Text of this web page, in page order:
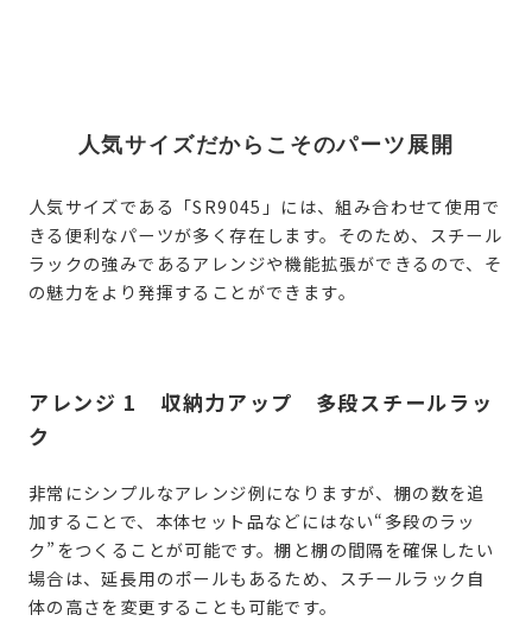
人気サイズだからこそのパーツ展開
人気サイズである「SR9045」には、組み合わせて使用で
きる便利なパーツが多く存在します。そのため、スチール
ラックの強みであるアレンジや機能拡張ができるので、そ
の魅力をより発揮することができます。
アレンジ 1 収納力アップ 多段スチールラッ
ク
非常にシンプルなアレンジ例になりますが、棚の数を追
加することで、本体セット品などにはない“多段のラッ
ク”をつくることが可能です。棚と棚の間隔を確保したい
場合は、延長用のポールもあるため、スチールラック自
体の高さを変更することも可能です。